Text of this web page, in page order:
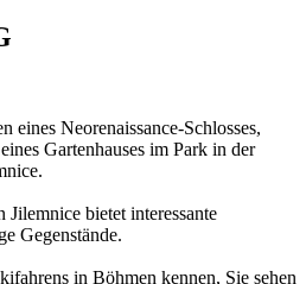
eines Neorenaissance-Schlosses,
Gartenhauses im Park in der
Jilemnice bietet interessante
Gegenstände.
in Böhmen kennen, Sie sehen